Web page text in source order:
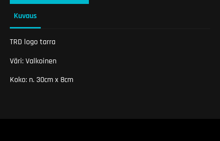
Kuvaus
TRD logo tarra
Väri: Valkoinen
Koko: n. 30cm x 8cm